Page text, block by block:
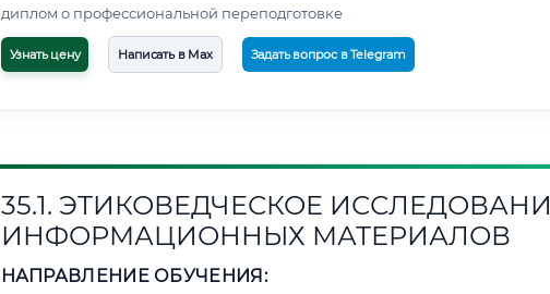
диплом о профессиональной переподготовке
Узнать цену Написать в Max Задать вопрос в Telegram
35.1. ЭТИКОВЕДЧЕСКОЕ
ИНФОРМАЦИОННЫХ МАТЕРИАЛОВ
НАПРАВЛЕНИЕ ОБУЧЕНИЯ: